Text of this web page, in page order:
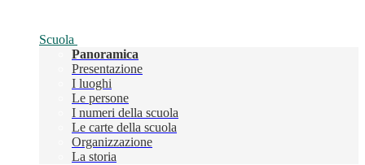
Scuola
Panoramica
Presentazione
I luoghi
Le persone
I numeri della scuola
Le carte della scuola
Organizzazione
La storia